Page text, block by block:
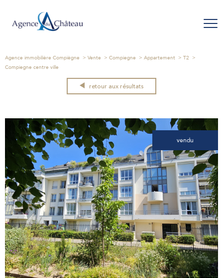
Agence immobilière Compiègne Vente Compiegne Appartement
T2
Compiegne centre ville
retour aux résultats
vendu